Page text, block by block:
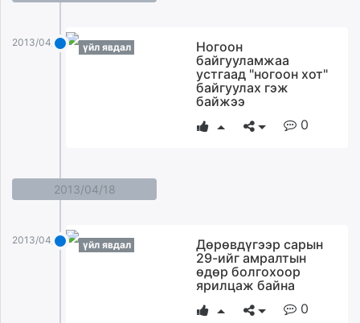
2013/04/19 үйл явдал
Ногоон
байгууламжаа
устгаад "ногоон хот"
байгуулах гэж
байжээ
0
2013/04/18
2013/04/18 үйл явдал
Дөрөвдүгээр сарын
29-ийг амралтын
өдөр болгохоор
ярилцаж байна
0